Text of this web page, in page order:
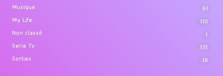
Musique 91
My Life 110
Non classé 1
Serie Tv 335
Sorties 38